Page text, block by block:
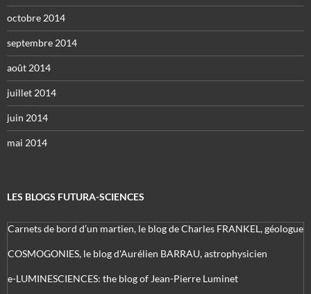
octobre 2014
septembre 2014
août 2014
juillet 2014
juin 2014
mai 2014
LES BLOGS FUTURA-SCIENCES
Carnets de bord d’un martien, le blog de Charles FRANKEL, géologue
COSMOGONIES, le blog d'Aurélien BARRAU, astrophysicien
e-LUMINESCIENCES: the blog of Jean-Pierre Luminet